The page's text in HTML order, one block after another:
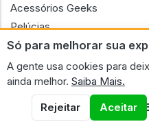
Só para melhorar sua
A gente usa cookies para
ainda melhor. Saiba Mais.
Rejeitar
Aceitar
Acessórios Geeks
Pelúcias
Bonecas
CNPJ n.º 30.220.458/0001-17 -